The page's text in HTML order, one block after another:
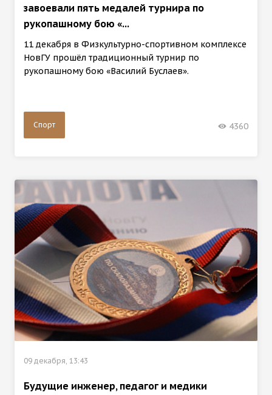
завоевали пять медалей турнира по
рукопашному бою «...
11 декабря в Физкультурно-спортивном комплексе
НовГУ прошёл традиционный турнир по
рукопашному бою «Василий Буслаев».
Спорт 4360
09 декабря, 13:43
Будущие инженер, педагог и медики